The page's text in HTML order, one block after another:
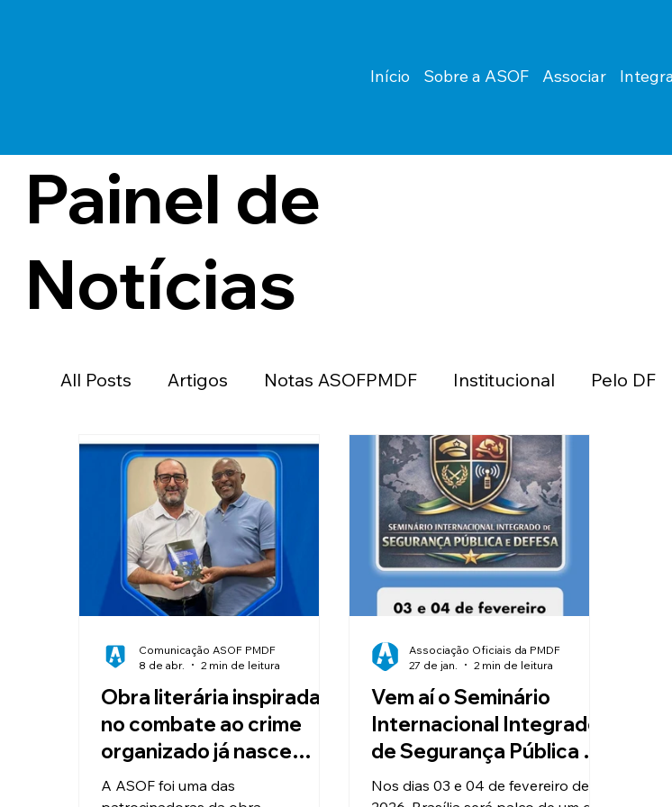
Início Sobre a ASOF Associar
Painel de
Notícias
All Posts Artigos Notas ASOFPMDF Institucional Pelo DF
Clube de Vantagens Educação Concurso Seguros
Valorização e Reconhecimento Imposto de Renda
Reajuste Salarial Convênios Laser Turismo
Obra literária inspirada
no combate ao crime
organizado já nasce
como referência para
A ASOF foi uma das
Comunicação ASOF PMDF
8 de abr.
2 min de leitura
Vem aí o Seminário
Internacional Integrado
de Segurança Pública e
Defesa – 2026
Nos dias 03 e 04 de fevereiro de
Associação Oficiais da PMDF
27 de jan.
2 min de leitura